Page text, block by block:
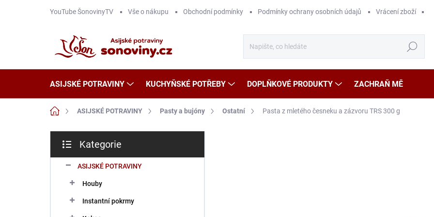
YouTube ŠonovinyTV Vše o nákupu Obchodní podmínky Podmínky ochrany osobních údajů Vrácení zboží
Hledat
ASIJSKÉ POTRAVINY KUCHYŇSKÉ POTŘEBY DOPLŇKOVÉ PRODUKTY ZACHRAŇ MĚ
Domů ASIJSKÉ POTRAVINY Pasty a bujóny Ostatní Pasta z mletého česneku a zázvoru TRS 300 g
s
kategorie
Kategorie
ASIJSKÉ POTRAVINY
Houby
Instantní pokrmy